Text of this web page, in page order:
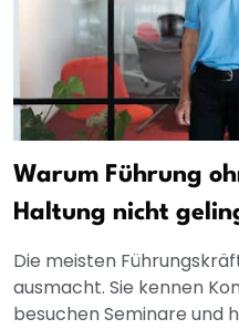
Warum Führung
Haltung nicht
Die meisten
ausmacht. Sie kennen
besuchen Seminare und